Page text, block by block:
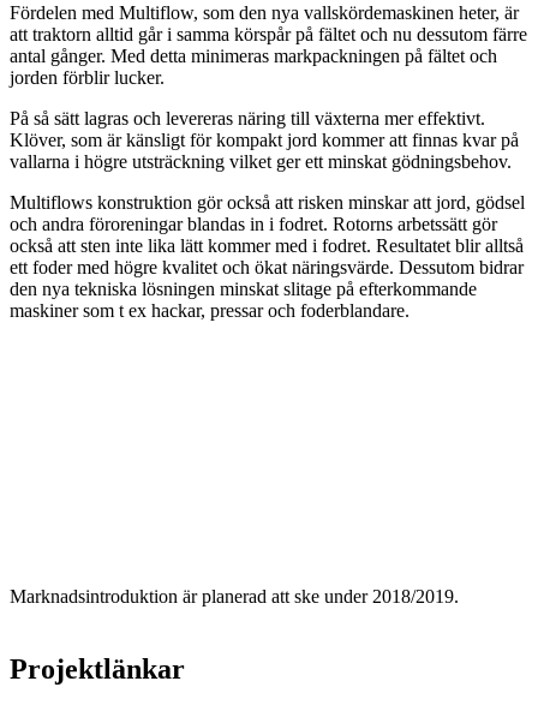
Fördelen med Multiflow, som den nya vallskördemaskinen heter, är
att traktorn alltid går i samma körspår på fältet och nu dessutom färre
antal gånger. Med detta minimeras markpackningen på fältet och
jorden förblir lucker.
På så sätt lagras och levereras näring till växterna mer effektivt.
Klöver, som är känsligt för kompakt jord kommer att finnas kvar på
vallarna i högre utsträckning vilket ger ett minskat gödningsbehov.
Multiflows konstruktion gör också att risken minskar att jord, gödsel
och andra föroreningar blandas in i fodret. Rotorns arbetssätt gör
också att sten inte lika lätt kommer med i fodret. Resultatet blir alltså
ett foder med högre kvalitet och ökat näringsvärde. Dessutom bidrar
den nya tekniska lösningen minskat slitage på efterkommande
maskiner som t ex hackar, pressar och foderblandare.
Marknadsintroduktion är planerad att ske under 2018/2019.
Projektlänkar